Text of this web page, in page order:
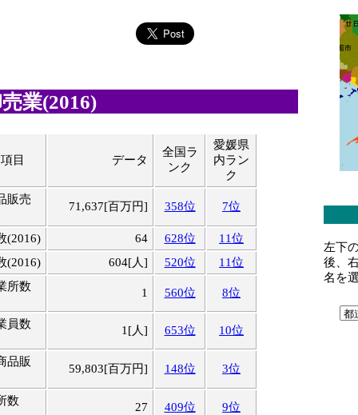
業(2016)
目 データ
全国ラ
ンク
愛媛県
内ラン
ク
販売
71,637[百万円] 358位 7位
(2016) 64 628位
11位
(2016)
604[人] 520位
11位
所数
1 560位 8位
員数 1[人] 653位 10位
品販
59,803[百万円] 148位 3位
数 27 409位 9位
左下
後、
名を